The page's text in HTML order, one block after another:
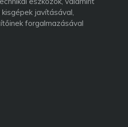
javításával,
forgalmazásával